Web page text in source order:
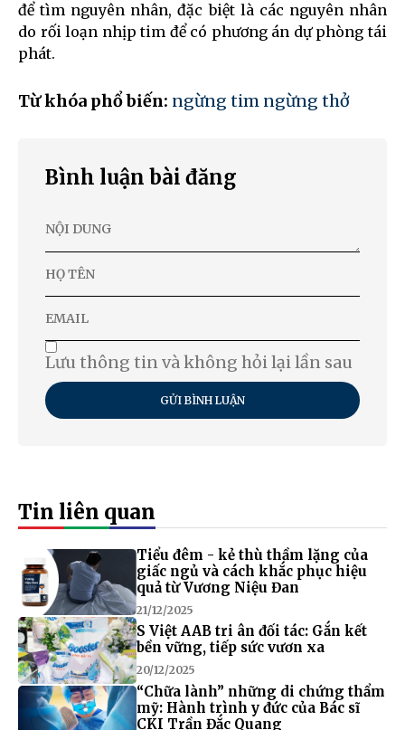
để tìm nguyên nhân, đặc biệt là các nguyên nhân
do rối loạn nhịp tim để có phương án dự phòng tái
phát.
Từ khóa phổ biến: ngừng tim ngừng thở
Bình luận bài đăng
Lưu thông tin và không hỏi lại lần sau
GỬI BÌNH LUẬN
Tin liên quan
Tiểu đêm - kẻ thù thầm lặng của
giấc ngủ và cách khắc phục hiệu
quả từ Vương Niệu Đan
21/12/2025
S Việt AAB tri ân đối tác: Gắn kết
bền vững, tiếp sức vươn xa
20/12/2025
“Chữa lành” những di chứng thẩm
mỹ: Hành trình y đức của Bác sĩ
CKI Trần Đắc Quang